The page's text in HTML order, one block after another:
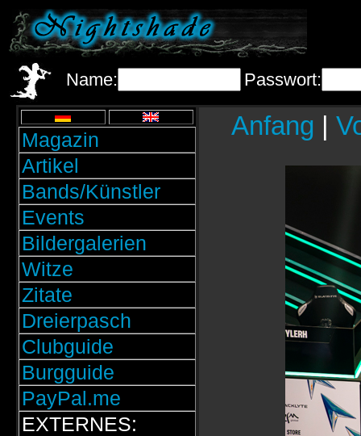
Name: Passwort:
Magazin
Artikel
Bands/Künstler
Events
Bildergalerien
Witze
Zitate
Dreierpasch
Clubguide
Burgguide
PayPal.me
EXTERNES:
Anfang |